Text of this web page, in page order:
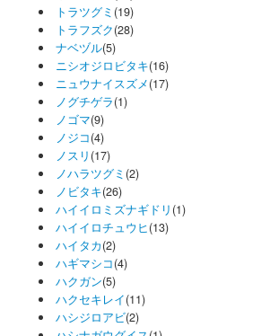
トラツグミ (19)
トラフズク(28)
ナベヅル(5)
ニシオジロビタキ(16)
ニュウナイスズメ(17)
ノグチゲラ(1)
ノゴマ(9)
ノジコ(4)
ノスリ (17)
ノハラツグミ (2)
ノビタキ(26)
ハイイロミズナギドリ (1)
ハイイロチュウヒ(13)
ハイタカ(2)
ハギマシコ(4)
ハクガン(5)
ハクセキレイ(11)
ハシジロアビ(2)